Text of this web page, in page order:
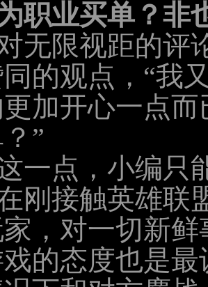
职业买单？非
无限视距的评
的观点，“我
加开心一点
”
一点，小编只
刚接触英雄联
，对一切新
的态度也是